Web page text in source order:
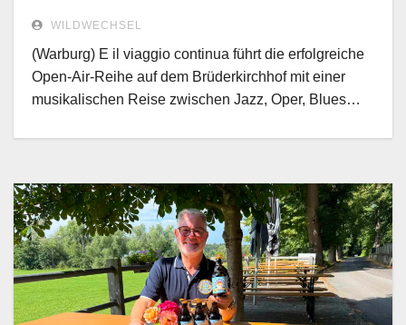
WILDWECHSEL
(Warburg) E il viaggio continua führt die erfolgreiche
Open-Air-Reihe auf dem Brüderkirchhof mit einer
musikalischen Reise zwischen Jazz, Oper, Blues…